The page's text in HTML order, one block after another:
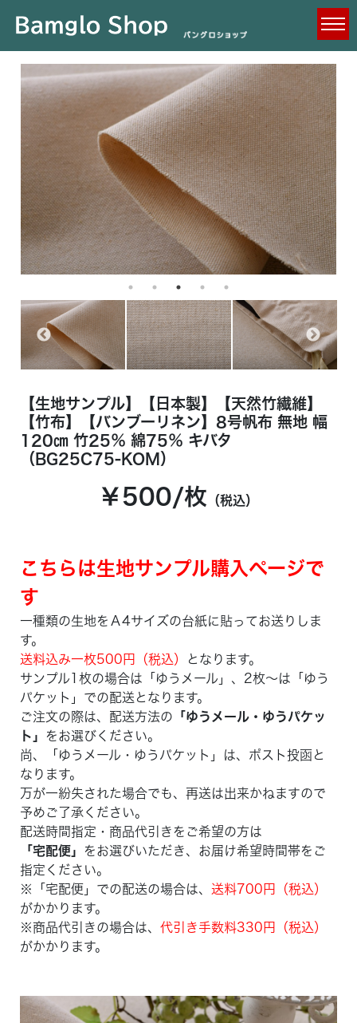
【生地サンプル】【日本製】【天然竹繊維】
【竹布】【バンブーリネン】8号帆布 無地 幅
120㎝ 竹25％ 綿75％ キバタ
（BG25C75-KOM）
￥500/枚 （税込）
こちらは生地サンプル購入ページで
す
一種類の生地をＡ4サイズの台紙に貼ってお送りしま
す。
送料込み一枚500円（税込）
となります。
サンプル1枚の場合は「ゆうメール」、2枚～は「ゆう
パケット」での配送となります。
ご注文の際は、配送方法の 「ゆうメール・ゆうパケッ
ト」 をお選びください。
尚、「ゆうメール・ゆうパケット」は、ポスト投函と
なります。
万が一紛失された場合でも、再送は出来かねますので
予めご了承ください。
配送時間指定・商品代引きをご希望の方は
「宅配便」 をお選びいただき、お届け希望時間帯をご
指定ください。
※「宅配便」での配送の場合は、 送料700円（税込）
がかかります。
※商品代引きの場合は、 代引き手数料330円（税込）
がかかります。